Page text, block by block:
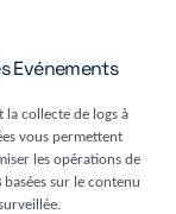
Evénements
la collecte de logs à
vous permettent
les opérations de
basées sur le contenu